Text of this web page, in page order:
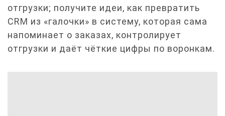
отгрузки; получите идеи, как превратить
CRM из «галочки» в систему, которая сама
напоминает о заказах, контролирует
отгрузки и даёт чёткие цифры по воронкам.